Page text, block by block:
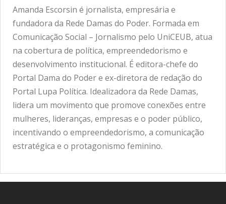
Amanda Escorsin é jornalista, empresária e
fundadora da Rede Damas do Poder. Formada em
Comunicação Social – Jornalismo pelo UniCEUB, atua
na cobertura de política, empreendedorismo e
desenvolvimento institucional. É editora-chefe do
Portal Dama do Poder e ex-diretora de redação do
Portal Lupa Política. Idealizadora da Rede Damas,
lidera um movimento que promove conexões entre
mulheres, lideranças, empresas e o poder público,
incentivando o empreendedorismo, a comunicação
estratégica e o protagonismo feminino.